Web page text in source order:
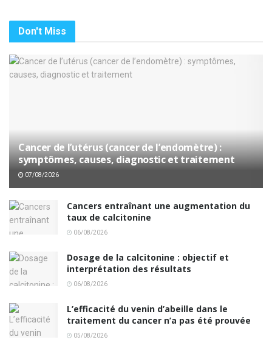
Don't Miss
Cancer de l’utérus (cancer de l’endomètre) :
symptômes, causes, diagnostic et traitement
07/08/2026
Cancers entraînant une augmentation du
taux de calcitonine
06/08/2026
Dosage de la calcitonine : objectif et
interprétation des résultats
06/08/2026
L’efficacité du venin d’abeille dans le
traitement du cancer n’a pas été prouvée
05/08/2026